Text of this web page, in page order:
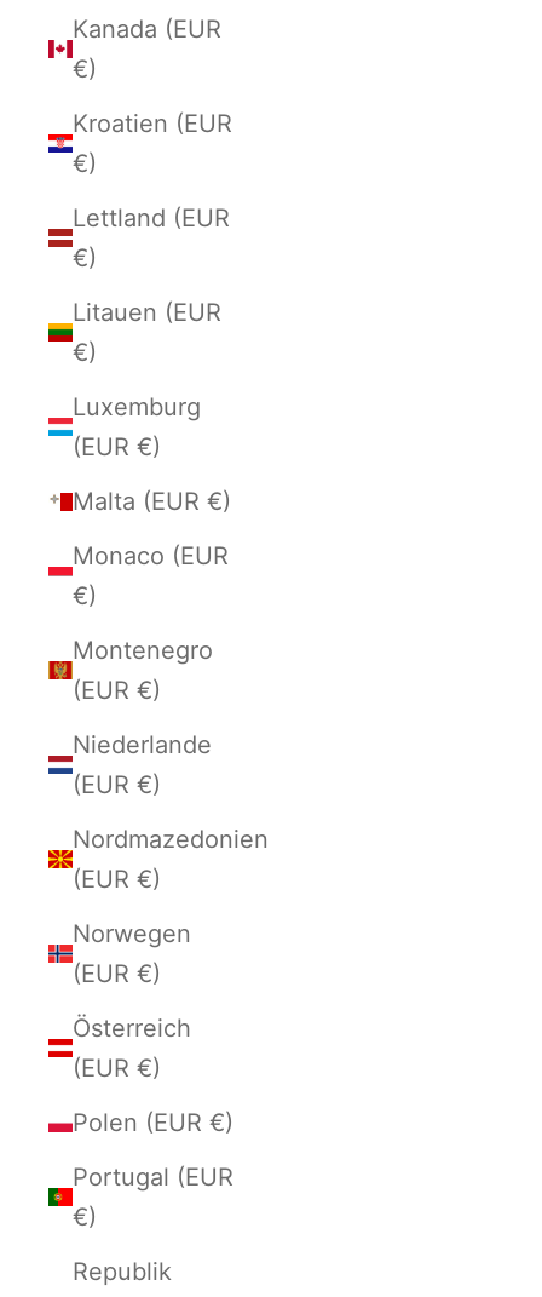
Kanada (EUR
€)
Kroatien (EUR
€)
Lettland (EUR
€)
Litauen (EUR
€)
Luxemburg
(EUR €)
Malta (EUR €)
Monaco (EUR
€)
Montenegro
(EUR €)
Niederlande
(EUR €)
Nordmazedonien
(EUR €)
Norwegen
(EUR €)
Österreich
(EUR €)
Polen (EUR €)
Portugal (EUR
€)
Republik